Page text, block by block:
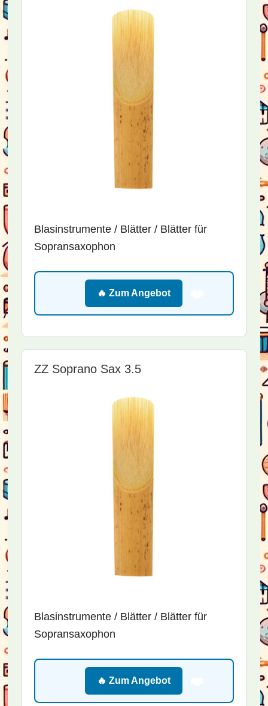
Blasinstrumente / Blätter / Blätter für
Sopransaxophon
🔥 Zum Angebot
ZZ Soprano Sax 3.5
Blasinstrumente / Blätter / Blätter für
Sopransaxophon
🔥 Zum Angebot